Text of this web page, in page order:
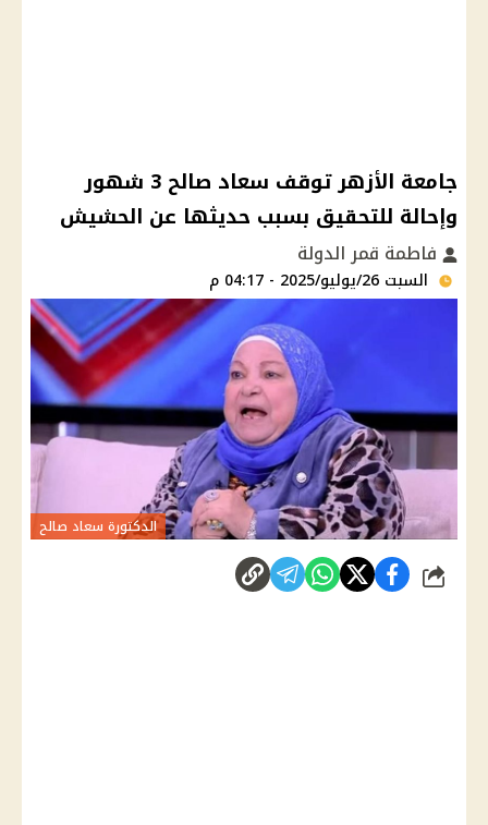
جامعة الأزهر توقف سعاد صالح 3 شهور
وإحالة للتحقيق بسبب حديثها عن الحشيش
فاطمة قمر الدولة
السبت 26/يوليو/2025 - 04:17 م
الدكتورة سعاد صالح
شارك